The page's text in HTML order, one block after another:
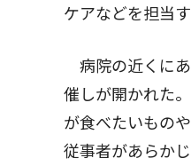
ケアなどを担当
病院の近くにあ
催しが開かれた
が食べたいもの
従事者があらか